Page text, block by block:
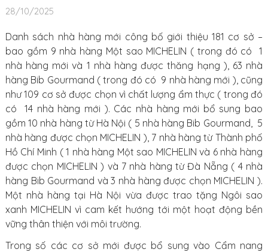
28/10/2025
Danh sách nhà hàng mới công bố giới thiệu 181 cơ sở –
bao gồm 9 nhà hàng Một sao MICHELIN ( trong đó có 1
nhà hàng mới và 1 nhà hàng được thăng hạng ), 63 nhà
hàng Bib Gourmand ( trong đó có 9 nhà hàng mới ), cũng
như 109 cơ sở được chọn vì chất lượng ẩm thực ( trong đó
có 14 nhà hàng mới ). Các nhà hàng mới bổ sung bao
gồm 10 nhà hàng từ Hà Nội ( 5 nhà hàng Bib Gourmand, 5
nhà hàng được chọn MICHELIN ), 7 nhà hàng từ Thành phố
Hồ Chí Minh ( 1 nhà hàng Một sao MICHELIN và 6 nhà hàng
được chọn MICHELIN ) và 7 nhà hàng từ Đà Nẵng ( 4 nhà
hàng Bib Gourmand và 3 nhà hàng được chọn MICHELIN ).
Một nhà hàng tại Hà Nội vừa được trao tặng Ngôi sao
xanh MICHELIN vì cam kết hướng tới một hoạt động bền
vững thân thiện với môi trường.
Trong số các cơ sở mới được bổ sung vào Cẩm nang